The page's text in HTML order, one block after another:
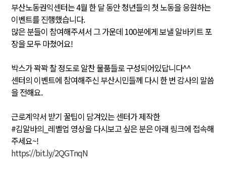
부산노동권익센터는 4월 한 달 동안 청년들의 첫 노동을 응원하는
이벤트를 진행했습니다.
많은 분들이 참여해주셔서 그 가운데 100분에게 보낼 알바키트 포
장을 모두 마쳤어요!
박스가 꽉꽉 찰 정도로 알찬 물품들로 구성되어있답니다^^
센터의 이벤트에 참여해주신 부산시민들께 다시 한 번 감사의 말씀
을 전해요.
근로계약서 받기 꿀팁이 담겨있는 센터가 제작한
#김알바의_레벨업 영상을 다시보고 싶은 분은 아래 링크에 접속해
주세요~!
https://bit.ly/2QGTnqN